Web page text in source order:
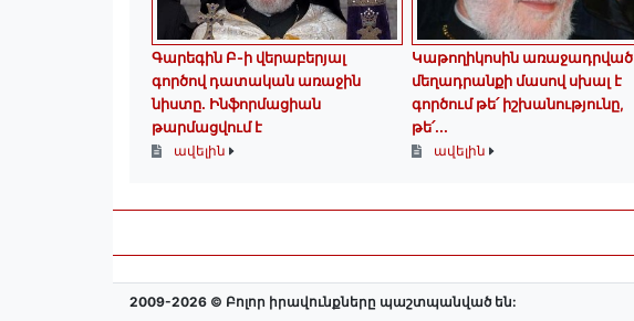
Գարեգին Բ-ի վերաբերյալ
գործով դատական առաջին
նիստը․ Ինֆորմացիան
թարմացվում է
ավելին
Կաթողիկոսին առաջադրված
մեղադրանքի մասով սխալ է
գործում թե՛ իշխանությունը,
թե՛...
ավելին
2009-2026 © Բոլոր իրավունքները պաշտպանված են: